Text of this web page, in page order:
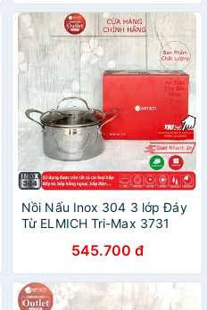
Nồi Nấu Inox 304 3 lớp Đáy
Từ ELMICH Tri-Max 3731
20cm /3734 24cm/3735
26cm/3736 28cm
545.700 đ